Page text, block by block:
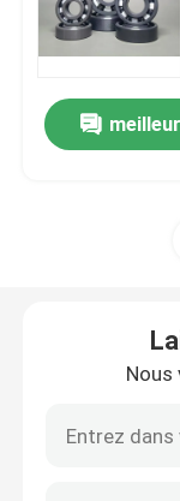
Incidences en
Incidence de
Palier de
Céramique
Nous